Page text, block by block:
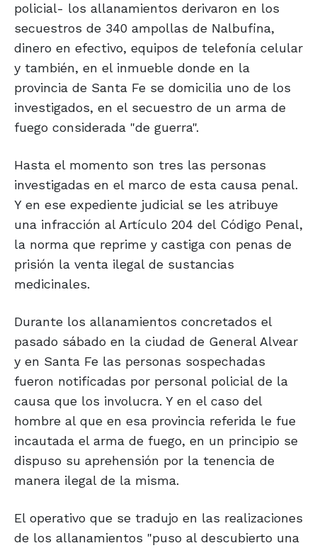
policial- los allanamientos derivaron en los
secuestros de 340 ampollas de Nalbufina,
dinero en efectivo, equipos de telefonía celular
y también, en el inmueble donde en la
provincia de Santa Fe se domicilia uno de los
investigados, en el secuestro de un arma de
fuego considerada "de guerra".
Hasta el momento son tres las personas
investigadas en el marco de esta causa penal.
Y en ese expediente judicial se les atribuye
una infracción al Artículo 204 del Código Penal,
la norma que reprime y castiga con penas de
prisión la venta ilegal de sustancias
medicinales.
Durante los allanamientos concretados el
pasado sábado en la ciudad de General Alvear
y en Santa Fe las personas sospechadas
fueron notificadas por personal policial de la
causa que los involucra. Y en el caso del
hombre al que en esa provincia referida le fue
incautada el arma de fuego, en un principio se
dispuso su aprehensión por la tenencia de
manera ilegal de la misma.
El operativo que se tradujo en las realizaciones
de los allanamientos "puso al descubierto una